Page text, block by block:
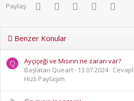
Paylaş: FacebookTwitter PinterestWhatsApp
Benzer Konular
Q
Ayçiçeği ve Mısırın ne zararı var?
Başlatan Queart
13.07.2024
Hızlı Paylaşım